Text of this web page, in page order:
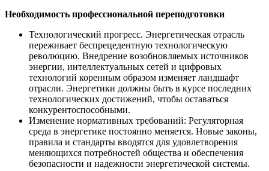
Необходимость профессиональной переподготовки
Технологический прогресс. Энергетическая отрасль
переживает беспрецедентную технологическую
революцию. Внедрение возобновляемых источников
энергии, интеллектуальных сетей и цифровых
технологий коренным образом изменяет ландшафт
отрасли. Энергетики должны быть в курсе последних
технологических достижений, чтобы оставаться
конкурентоспособными.
Изменение нормативных требований: Регуляторная
среда в энергетике постоянно меняется. Новые законы,
правила и стандарты вводятся для удовлетворения
меняющихся потребностей общества и обеспечения
безопасности и надежности энергетической системы.